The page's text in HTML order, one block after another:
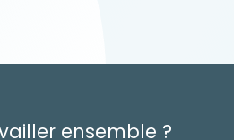
ensemble ?